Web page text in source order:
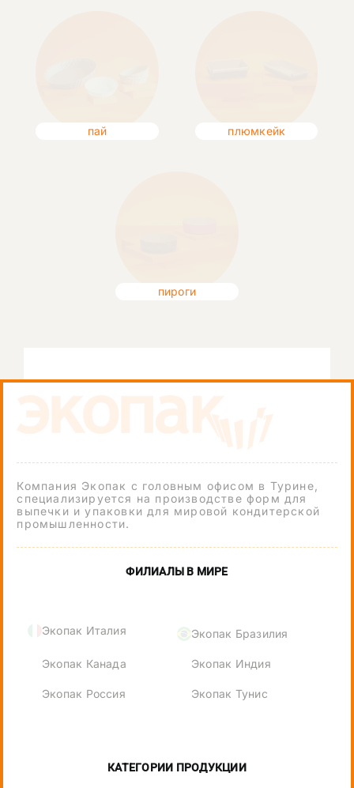
пай плюмкейк
пироги
Компания Экопак с головным офисом в Турине,
специализируется на производстве форм для
выпечки и упаковки для мировой кондитерской
промышленности.
ФИЛИАЛЫ В МИРЕ
Экопак Италия Экопак Бразилия
Экопак Канада Экопак Индия
Экопак Россия Экопак Тунис
КАТЕГОРИИ ПРОДУКЦИИ